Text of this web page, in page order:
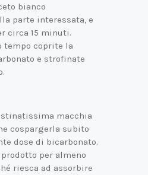
bianco
parte interessata, e
circa 15 minuti.
tempo coprite la
e strofinate
macchia
cospargerla subito
dose di bicarbonato.
per almeno
riesca ad assorbire